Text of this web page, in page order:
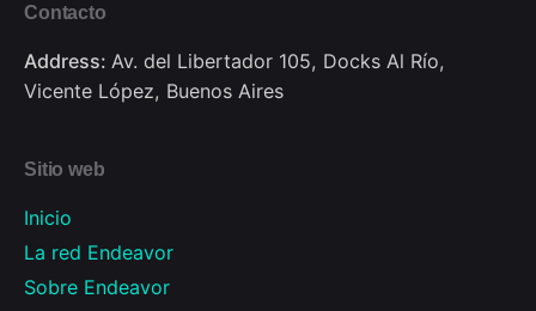
Contacto
Address: Av. del Libertador 105, Docks Al Río,
Vicente López, Buenos Aires
Sitio web
Inicio
La red Endeavor
Sobre Endeavor